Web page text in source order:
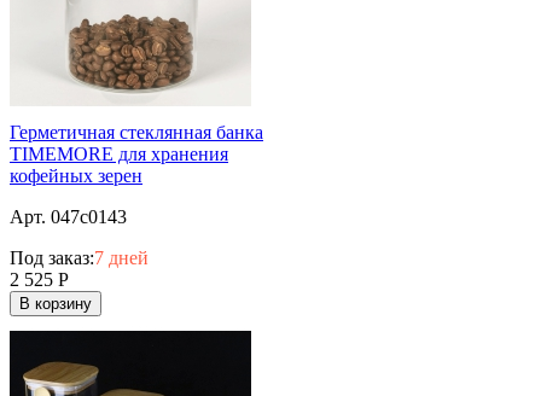
Герметичная стеклянная банка
TIMEMORE для хранения
кофейных зерен
Арт. 047c0143
Под заказ:7 дней
2 525 Р
В корзину